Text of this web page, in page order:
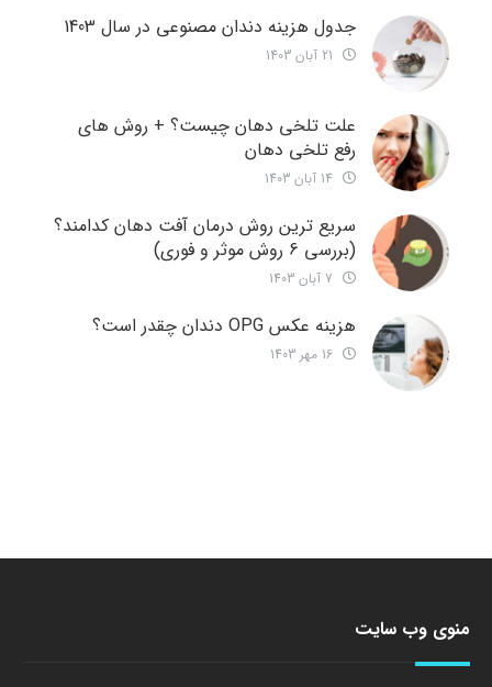
جدول هزینه دندان مصنوعی در سال 1403
علت تلخی دهان چیست؟ + روش های
رفع تلخی دهان
سریع ترین روش درمان آفت دهان کدامند؟
(بررسی 6 روش موثر و فوری)
هزینه عکس OPG دندان چقدر است؟
منوی وب سایت